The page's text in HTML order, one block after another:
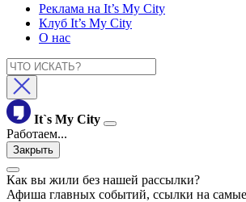
Реклама на It’s My City
Клуб It’s My City
О нас
It`s My City
Работаем...
Закрыть
Как вы жили без нашей рассылки?
Афиша главных событий, ссылки на